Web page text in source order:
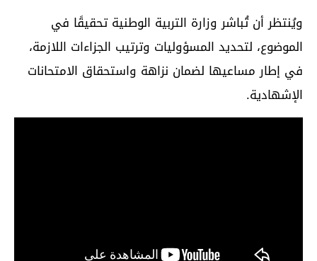
ويُنتظر أن تُباشر وزارة التربية الوطنية تحقيقًا في
الموضوع، لتحديد المسؤوليات وترتيب الجزاءات اللازمة،
في إطار مساعيها لضمان نزاهة واستحقاق الامتحانات
الإشهادية.